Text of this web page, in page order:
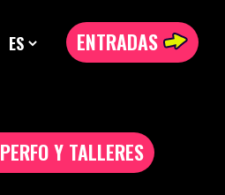
PERFO Y TALLERES
ENTRADAS